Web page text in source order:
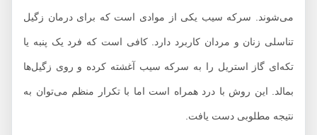
می‌شوند. سرکه سیب یکی از موادی است که برای درمان زگیل
تناسلی زنان و مردان کاربرد دارد. کافی است که فرد یک پنبه یا
تکه‌ای گاز استریل را به سرکه سیب آغشته کرده و روی زگیل‌ها
بمالد. این روش با درد همراه است اما با تکرار منظم می‌توان به
نتیجه مطلوبی دست یافت.